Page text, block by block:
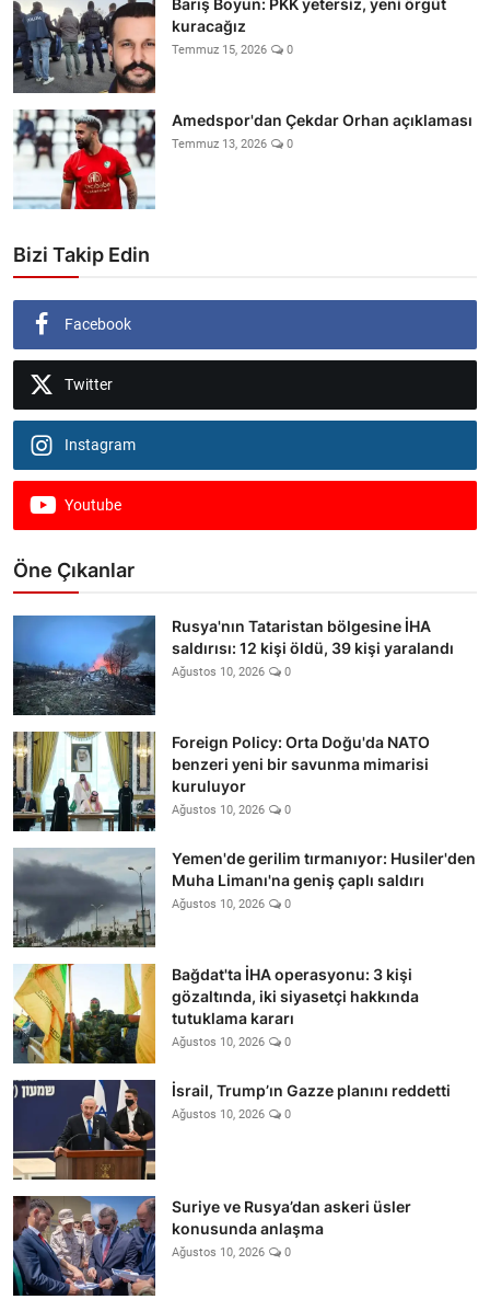
Barış Boyun: PKK yetersiz, yeni örgüt
kuracağız
Temmuz 15, 2026 0
Amedspor'dan Çekdar Orhan açıklaması
Temmuz 13, 2026 0
Bizi Takip Edin
Facebook
Twitter
Instagram
Youtube
Öne Çıkanlar
Rusya'nın Tataristan bölgesine İHA
saldırısı: 12 kişi öldü, 39 kişi yaralandı
Ağustos 10, 2026 0
Foreign Policy: Orta Doğu'da NATO
benzeri yeni bir savunma mimarisi
kuruluyor
Ağustos 10, 2026 0
Yemen'de gerilim tırmanıyor: Husiler'den
Muha Limanı'na geniş çaplı saldırı
Ağustos 10, 2026 0
Bağdat'ta İHA operasyonu: 3 kişi
gözaltında, iki siyasetçi hakkında
tutuklama kararı
Ağustos 10, 2026 0
İsrail, Trump’ın Gazze planını reddetti
Ağustos 10, 2026 0
Suriye ve Rusya’dan askeri üsler
konusunda anlaşma
Ağustos 10, 2026 0